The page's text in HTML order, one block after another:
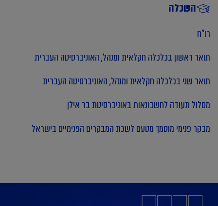
השכלה
רו"ח
תואר ראשון בכלכלה חקלאית ומנהל, האוניברסיטה העברית
תואר שני בכלכלה חקלאית ומנהל, האוניברסיטה העברית
מסלול תעודה לחשבונאות באוניברסיטת בר אילן
מבקר פנימי מוסמך מטעם לשכת המבקרים הפנימיים בישראל